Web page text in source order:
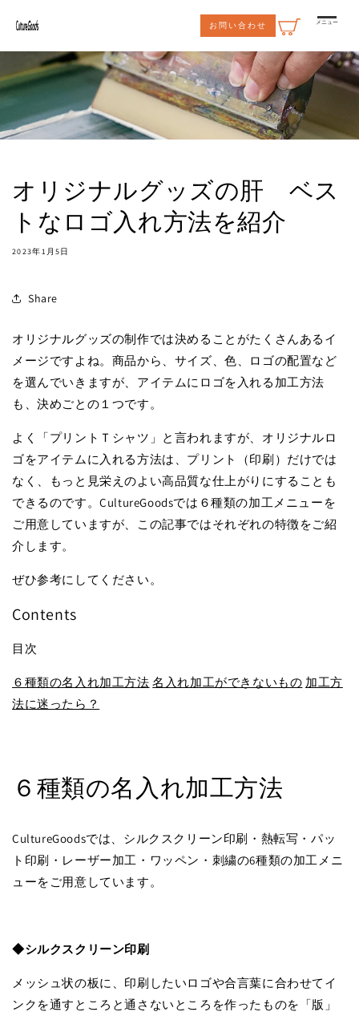
ンツに
進む
お問い合わせ メニュー
オリジナルグッズの肝 ベス
トなロゴ入れ方法を紹介
2023年1月5日
Share
オリジナルグッズの制作では決めることがたくさんあるイ
メージですよね。商品から、サイズ、色、ロゴの配置など
を選んでいきますが、アイテムにロゴを入れる加工方法
も、決めごとの１つです。
よく「プリントＴシャツ」と言われますが、オリジナルロ
ゴをアイテムに入れる方法は、プリント（印刷）だけでは
なく、もっと見栄えのよい高品質な仕上がりにすることも
できるのです。CultureGoodsでは６種類の加工メニューを
ご用意していますが、この記事ではそれぞれの特徴をご紹
介します。
ぜひ参考にしてください。
Contents
目次
６種類の名入れ加工方法 名入れ加工ができないもの 加工方
法に迷ったら？
６種類の名入れ加工方法
CultureGoodsでは、シルクスクリーン印刷・熱転写・パッ
ト印刷・レーザー加工・ワッペン・刺繍の6種類の加工メニ
ューをご用意しています。
◆シルクスクリーン印刷
メッシュ状の板に、印刷したいロゴや合言葉に合わせてイ
ンクを通すところと通さないところを作ったものを「版」